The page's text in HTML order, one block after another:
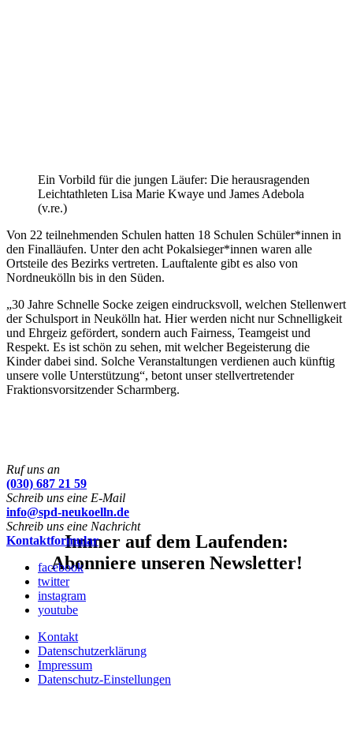
Ein Vorbild für die jungen Läufer: Die herausragenden
Leichtathleten Lisa Marie Kwaye und James Adebola
(v.re.)
Von 22 teilnehmenden Schulen hatten 18 Schulen Schüler*innen in
den Finalläufen. Unter den acht Pokalsieger*innen waren alle
Ortsteile des Bezirks vertreten. Lauftalente gibt es also von
Nordneukölln bis in den Süden.
„30 Jahre Schnelle Socke zeigen eindrucksvoll, welchen Stellenwert
der Schulsport in Neukölln hat. Hier werden nicht nur Schnelligkeit
und Ehrgeiz gefördert, sondern auch Fairness, Teamgeist und
Respekt. Es ist schön zu sehen, mit welcher Begeisterung die
Kinder dabei sind. Solche Veranstaltungen verdienen auch künftig
unsere volle Unterstützung“, betont unser stellvertretender
Fraktionsvorsitzender Scharmberg.
Immer auf dem Laufenden:
Abonniere unseren Newsletter!
Ruf uns an
(030) 687 21 59
Schreib uns eine E-Mail
info@spd-neukoelln.de
Schreib uns eine Nachricht
Kontaktformular
facebook
twitter
instagram
youtube
Kontakt
Datenschutzerklärung
Impressum
Datenschutz-Einstellungen